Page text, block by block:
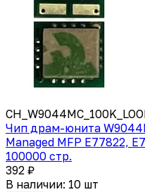
Чип драм-юнита
Managed MFP E77822,
100000 стр.
392 ₽
В наличии: 10 шт